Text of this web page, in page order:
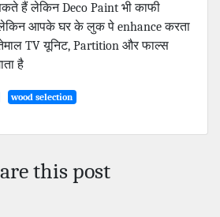
हैं लेकिन Deco Paint भी काफी
लेकिन आपके घर के लुक पे enhance करता
TV यूनिट, Partition और फाल्स
है
wood selection
this post